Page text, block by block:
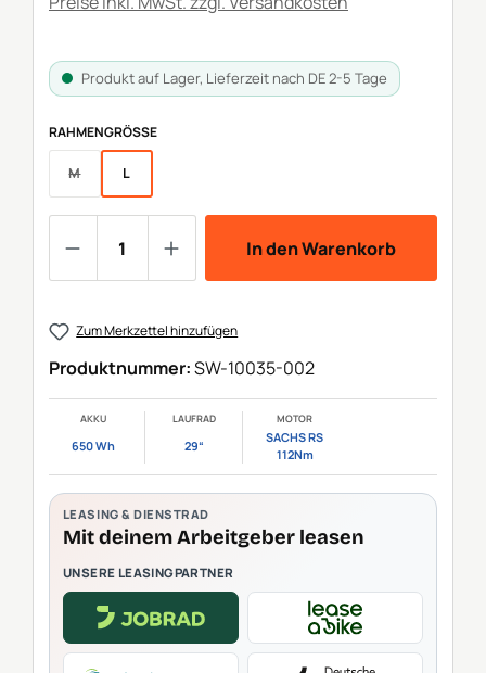
Produkt auf Lager, Lieferzeit nach DE 2-5 Tage
RAHMENGRÖSSE AUSWÄHLEN
M L
In den Warenkorb
Zum Merkzettel hinzufügen
Produktnummer:SW-10035-002
AKKU
650 Wh
LAUFRAD
29“
MOTOR
SACHS RS
112Nm
LEASING & DIENSTRAD
Mit deinem Arbeitgeber leasen
UNSERE LEASINGPARTNER